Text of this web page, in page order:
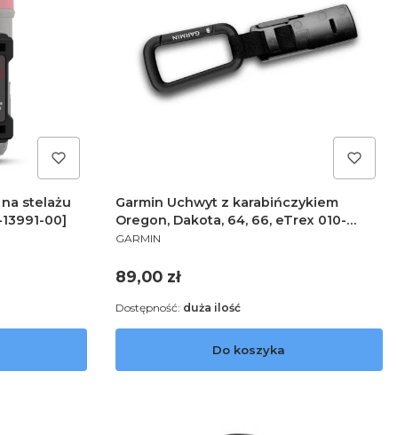
stelażu
00]
Garmin Uchwyt z karabińczykiem
Oregon, Dakota, 64, 66, eTrex 010-
12897-01
PRODUCENT
GARMIN
Cena
89,00 zł
Do koszyka
Dostępność: duża ilość